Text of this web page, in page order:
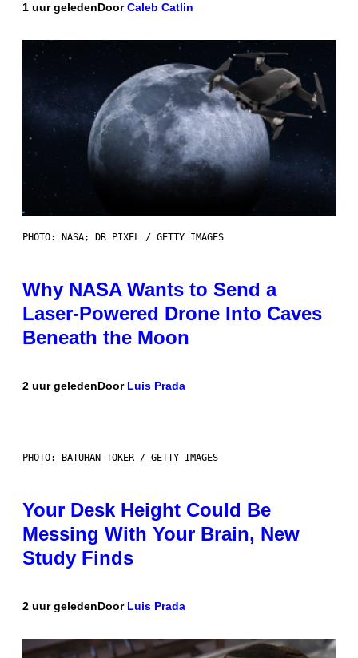
1 uur geledenDoorCaleb Catlin
PHOTO: NASA; DR PIXEL / GETTY IMAGES
Why NASA Wants to Send a
Laser-Powered Drone Into Caves
Beneath the Moon
2 uur geledenDoor Luis Prada
PHOTO: BATUHAN TOKER / GETTY IMAGES
Your Desk Height Could Be
Messing With Your Brain, New
Study Finds
2 uur geledenDoor Luis Prada